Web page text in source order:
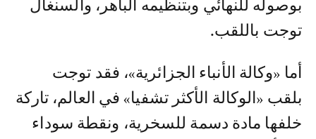
بوصوله للنهائي وبتنظيمه الباهر، والسنغال
توجت باللقب.
أما «وكالة الأنباء الجزائرية»، فقد توجت
بلقب «الوكالة الأكثر تشفيا» في العالم، تاركة
خلفها مادة دسمة للسخرية، ونقطة سوداء